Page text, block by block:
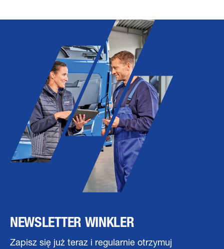
NEWSLETTER WINKLER
Zapisz się już teraz i regularnie otrzymuj